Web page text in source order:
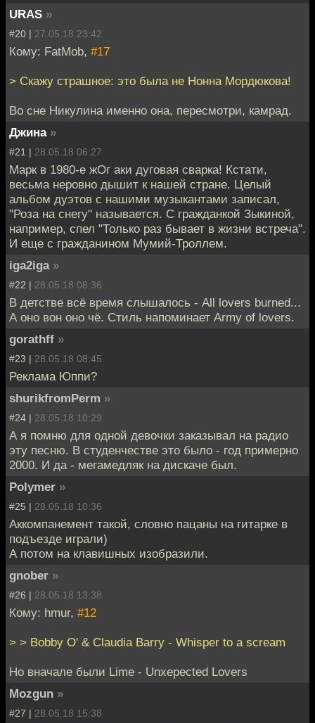
URAS »
#20 | 27.05.18 23:42
Кому: FatMob, #17
> Скажу страшное: это была не Нонна Мордюкова!
Во сне Никулина именно она, пересмотри, камрад.
Джина »
#21 | 28.05.18 06:27
Марк в 1980-е жОг аки дуговая сварка! Кстати,
весьма неровно дышит к нашей стране. Целый
альбом дуэтов с нашими музыкантами записал,
"Роза на снегу" называется. С гражданкой Зыкиной,
например, спел "Только раз бывает в жизни встреча".
И еще с гражданином Мумий-Троллем.
iga2iga »
#22 | 28.05.18 08:36
В детстве всё время слышалось - All lovers burned...
А оно вон оно чё. Стиль напоминает Army of lovers.
gorathff »
#23 | 28.05.18 08:45
Реклама Юппи?
shurikfromPerm »
#24 | 28.05.18 10:29
А я помню для одной девочки заказывал на радио
эту песню. В студенчестве это было - год примерно
2000. И да - мегамедляк на дискаче был.
Polymer »
#25 | 28.05.18 10:36
Аккомпанемент такой, словно пацаны на гитарке в
подъезде играли)
А потом на клавишных изобразили.
gnober »
#26 | 28.05.18 13:38
Кому: hmur, #12
> > Bobby O' & Claudia Barry - Whisper to a scream
Но вначале были Lime - Unxepected Lovers
Mozgun »
#27 | 28.05.18 15:38